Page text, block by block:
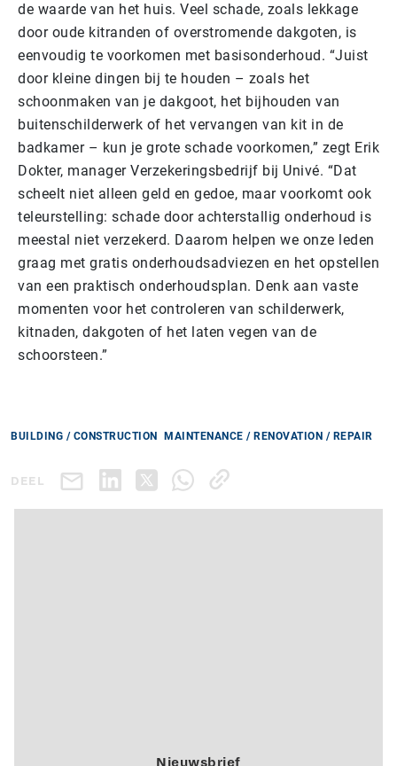
de waarde van het huis. Veel schade, zoals lekkage
door oude kitranden of overstromende dakgoten, is
eenvoudig te voorkomen met basisonderhoud. “Juist
door kleine dingen bij te houden – zoals het
schoonmaken van je dakgoot, het bijhouden van
buitenschilderwerk of het vervangen van kit in de
badkamer – kun je grote schade voorkomen,” zegt Erik
Dokter, manager Verzekeringsbedrijf bij Univé. “Dat
scheelt niet alleen geld en gedoe, maar voorkomt ook
teleurstelling: schade door achterstallig onderhoud is
meestal niet verzekerd. Daarom helpen we onze leden
graag met gratis onderhoudsadviezen en het opstellen
van een praktisch onderhoudsplan. Denk aan vaste
momenten voor het controleren van schilderwerk,
kitnaden, dakgoten of het laten vegen van de
schoorsteen.”
BUILDING / CONSTRUCTION MAINTENANCE / RENOVATION / REPAIR
DEEL
Nieuwsbrief